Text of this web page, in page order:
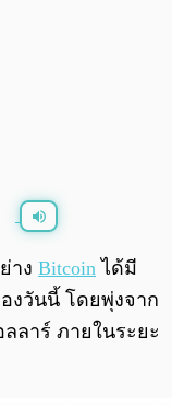
0:00
าง Bitcoin ได้มี
งวันนี้ โดยพุ่งจาก
ลาร์ ภายในระยะ